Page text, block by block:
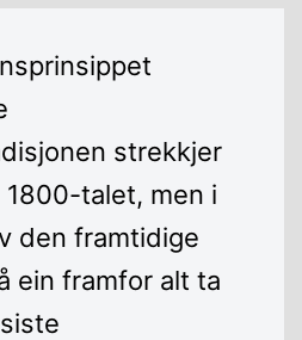
strekkjer
talet, men i
den framtidige
ein framfor alt ta